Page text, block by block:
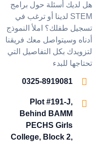
هل لديك أسئلة حول برامج
STEM لدينا أو ترغب في
تسجيل طفلك؟ املأ النموذج
أدناه وسيتواصل معك فريقنا
لتزويدك بكل التفاصيل التي
تحتاجها للبدء
0325-8919081
Plot #191-J,
Behind BAMM
PECHS Girls
College, Block 2,